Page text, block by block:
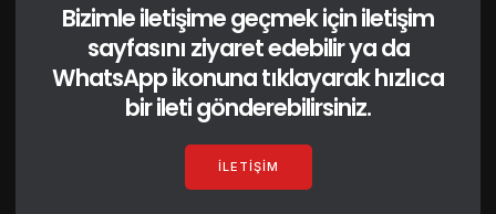
Bizimle iletişime geçmek için iletişim
sayfasını ziyaret edebilir ya da
WhatsApp ikonuna tıklayarak hızlıca
bir ileti gönderebilirsiniz.
İLETIŞIM